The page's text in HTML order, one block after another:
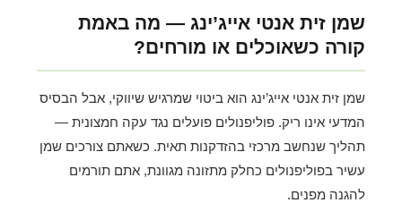
שמן זית אנטי אייג’ינג — מה באמת
קורה כשאוכלים או מורחים?
שמן זית אנטי אייג’ינג הוא ביטוי שמרגיש שיווקי, אבל הבסיס
המדעי אינו ריק. פוליפנולים פועלים נגד עקה חמצונית —
תהליך שנחשב מרכזי בהזדקנות תאית. כשאתם צורכים שמן
עשיר בפוליפנולים כחלק מתזונה מגוונת, אתם תורמים
להגנה מפנים.